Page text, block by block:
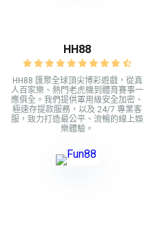
HH88
HH88 匯聚全球頂尖博彩遊戲，從真
人百家樂、熱門老虎機到體育賽事一
應俱全。我們提供軍用級安全加密、
極速存提款服務，以及 24/7 專業客
服，致力打造最公平、流暢的線上娛
樂體驗。